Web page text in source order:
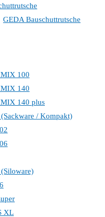
GEDA Bauschuttrutsche
100
140
140 plus
/ Kompakt)
XL